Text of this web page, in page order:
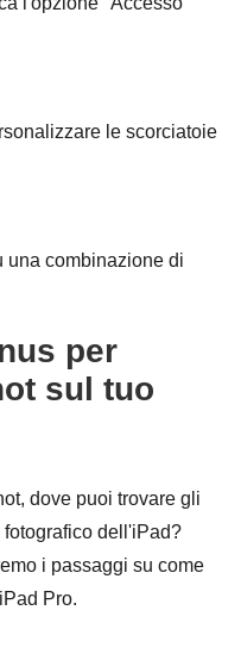
le scorciatoie
una combinazione di
per
sul tuo
dove puoi trovare gli
dell'iPad?
i passaggi su come
Pro.